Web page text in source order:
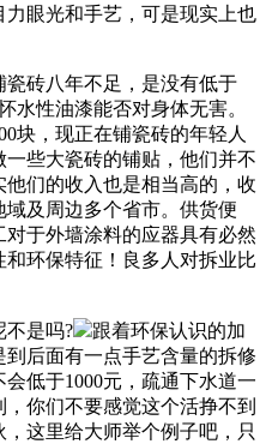
眼光和手艺，可是现实上也
砖八年不足，是没有低于
水性油漆能否对身体无害。
块，现正在铺瓷砖的年轻人
些大瓷砖的铺贴，他们并不
们的收入也是相当高的，收
及周边多个省市。供货便
于外墙涂料的应器具有必然
环保特征！良多人对拆业比
是吗?
跟着环保认识的加
后面有一点手艺含量的拆修
低于1000元，疏通下水道一
你们不要感觉这个活挣不到
这里给大师举个例子吧，只